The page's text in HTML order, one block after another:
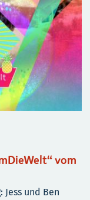
vom
und Ben